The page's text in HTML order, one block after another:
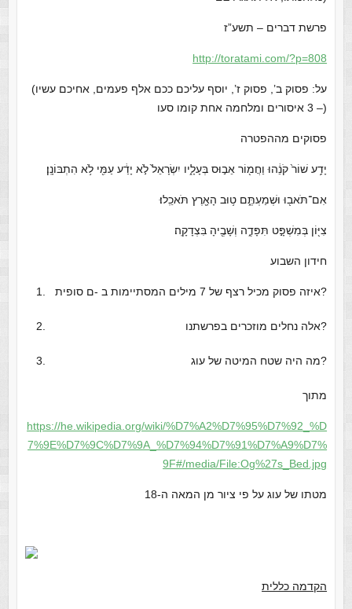
פרשת דברים – תשע”ז
http://toratami.com/?p=808
(על: פסוק ב’, פסוק ז’, יוסף עליכם ככם אלף פעמים, אחיכם עשיו
– 3 איסורים ומלחמה אחת קומו סעו)
פסוקים מההפטרה
יָדַ֥ע שׁוֹר֙ קֹנֵ֔הוּ וַחֲמ֖וֹר אֵב֣וּס בְּעָלָ֑יו יִשְׂרָאֵל֙ לֹ֣א יָדַ֔ע עַמִּ֖י לֹ֥א הִתְבּוֹנָֽן׃
אִם־תֹּאב֖וּ וּשְׁמַעְתֶּ֑ם ט֥וּב הָאָ֖רֶץ תֹּאכֵֽלוּ׃
צִיּ֖וֹן בְּמִשְׁפָּ֣ט תִּפָּדֶ֑ה וְשָׁבֶ֖יהָ בִּצְדָקָֽה׃
חידון השבוע
איזה פסוק מכיל רצף של 7 מילים המסתיימות ב -ם סופית?
אלה נחלים מוזכרים בפרשתנו?
מה היה שטח המיטה של עוג?
מתוך
https://he.wikipedia.org/wiki/%D7%A2%D7%95%D7%92_%D
7%9E%D7%9C%D7%9A_%D7%94%D7%91%D7%A9%D7%
9F#/media/File:Og%27s_Bed.jpg
מטתו של עוג על פי ציור מן המאה ה-18
הקדמה כללית